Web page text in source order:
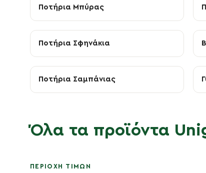
Ποτήρια Μπύρας
Ποτήρια Σφηνάκια
Ποτήρια Σαμπάνιας
Όλα τα προϊόντα
ΠΕΡΙΟΧΉ ΤΙΜΏΝ